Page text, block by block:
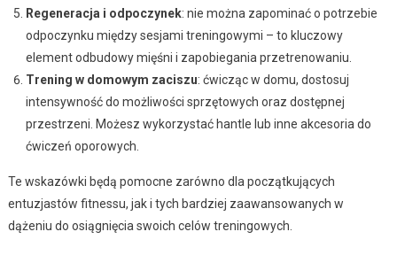
Regeneracja i odpoczynek: nie można zapominać o potrzebie
odpoczynku między sesjami treningowymi – to kluczowy
element odbudowy mięśni i zapobiegania przetrenowaniu.
Trening w domowym zaciszu: ćwicząc w domu, dostosuj
intensywność do możliwości sprzętowych oraz dostępnej
przestrzeni. Możesz wykorzystać hantle lub inne akcesoria do
ćwiczeń oporowych.
Te wskazówki będą pomocne zarówno dla początkujących
entuzjastów fitnessu, jak i tych bardziej zaawansowanych w
dążeniu do osiągnięcia swoich celów treningowych.